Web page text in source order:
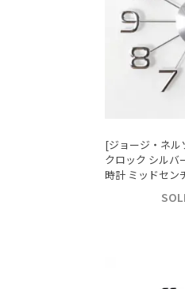
[ジョージ・ネル
クロック シルバ
時計 ミッドセン